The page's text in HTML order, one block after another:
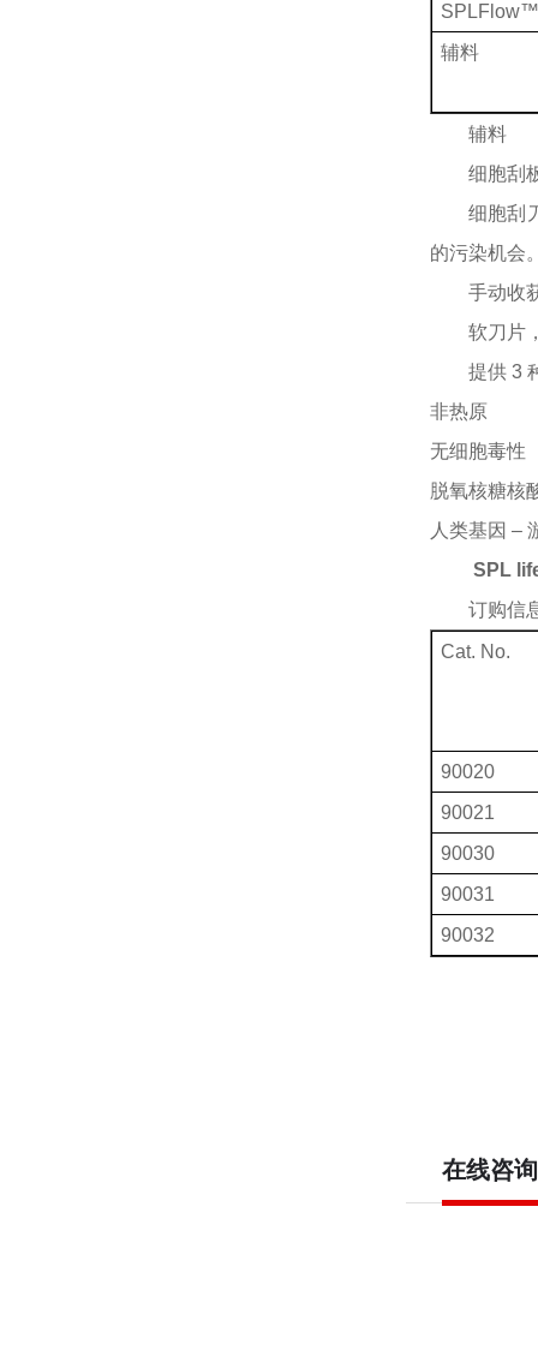
SPLFlow™
辅料
辅料
细胞刮
细胞刮
的污染机会
手动收
软刀片
提供 3
非热原
无细胞毒性
脱氧核糖核
人类基因 –
SPL
订购信
Cat. No.
90020
90021
90030
90031
90032
在线咨询